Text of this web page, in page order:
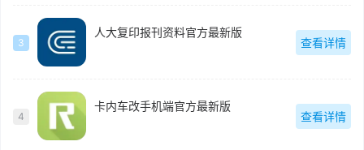
3
人大复印报刊资料官方最新版
查看详情
4
卡内车改手机端官方最新版
查看详情